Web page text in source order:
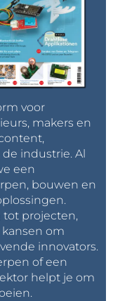
voor
makers en
industrie. Al
een
bouwen en
tot projecten,
om
innovators.
of een
helpt je om